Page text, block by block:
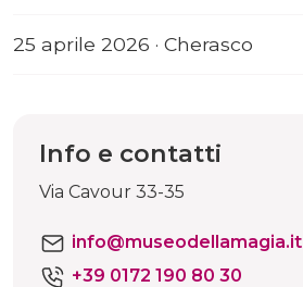
25 aprile 2026 · Cherasco
Info e contatti
Via Cavour 33-35
info@museodellamagia.it
+39 0172 190 80 30